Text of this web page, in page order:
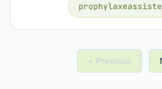
« Previous